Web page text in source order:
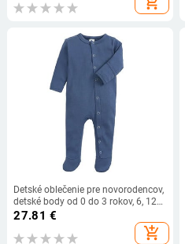
oblečenie
Detské oblečenie pre novorodencov,
detské body od 0 do 3 rokov, 6, 12
mesiacov, pre dievčatá,
narodeninové kostýmy, detské
kombinézy, detské zimné overaly
27.81 €
add_shopping_cart